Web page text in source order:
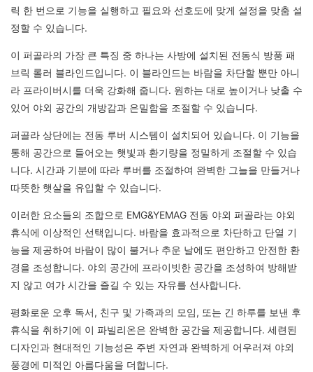
릭 한 번으로 기능을 실행하고 필요와 선호도에 맞게 설정을 맞춤 설
정할 수 있습니다.
이 퍼골라의 가장 큰 특징 중 하나는 사방에 설치된 전동식 방풍 패
브릭 롤러 블라인드입니다. 이 블라인드는 바람을 차단할 뿐만 아니
라 프라이버시를 더욱 강화해 줍니다. 원하는 대로 높이거나 낮출 수
있어 야외 공간의 개방감과 은밀함을 조절할 수 있습니다.
퍼골라 상단에는 전동 루버 시스템이 설치되어 있습니다. 이 기능을
통해 공간으로 들어오는 햇빛과 환기량을 정밀하게 조절할 수 있습
니다. 시간과 기분에 따라 루버를 조절하여 완벽한 그늘을 만들거나
따뜻한 햇살을 유입할 수 있습니다.
이러한 요소들의 조합으로 EMG&YEMAG 전동 야외 퍼골라는 야외
휴식에 이상적인 선택입니다. 바람을 효과적으로 차단하고 단열 기
능을 제공하여 바람이 많이 불거나 추운 날에도 편안하고 안전한 환
경을 조성합니다. 야외 공간에 프라이빗한 공간을 조성하여 방해받
지 않고 여가 시간을 즐길 수 있는 자유를 선사합니다.
평화로운 오후 독서, 친구 및 가족과의 모임, 또는 긴 하루를 보낸 후
휴식을 취하기에 이 파빌리온은 완벽한 공간을 제공합니다. 세련된
디자인과 현대적인 기능성은 주변 자연과 완벽하게 어우러져 야외
풍경에 미적인 아름다움을 더합니다.